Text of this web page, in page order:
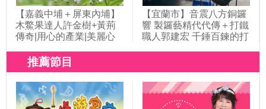
【嘉義中埔＋屏東內埔】
木鱉果達人許金樹+黃荊
傳奇|用心的產業|美麗心
【宜蘭市】音震八方銅鑼
響 製鑼藝精代代傳＋打鐵
職人郭建宏 千錘百鍊的打
推薦節目